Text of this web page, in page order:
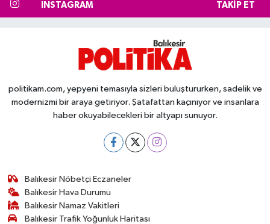
INSTAGRAM TAKIP ET
politikam.com, yepyeni temasıyla sizleri buluştururken, sadelik ve
modernizmi bir araya getiriyor. Şatafattan kaçınıyor ve insanlara
haber okuyabilecekleri bir altyapı sunuyor.
Balıkesir Nöbetçi Eczaneler
Balıkesir Hava Durumu
Balıkesir Namaz Vakitleri
Balıkesir Trafik Yoğunluk Haritası